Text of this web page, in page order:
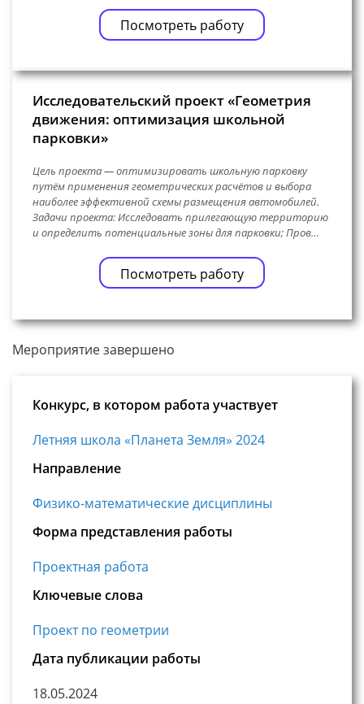
Посмотреть работу
Исследовательский проект «Геометрия
движения: оптимизация школьной
парковки»
Цель проекта — оптимизировать школьную парковку
путём применения геометрических расчётов и выбора
наиболее эффективной схемы размещения автомобилей.
Задачи проекта: Исследовать прилегающую территорию
и определить потенциальные зоны для парковки; Пров…
Посмотреть работу
Мероприятие завершено
Конкурс, в котором работа участвует
Летняя школа «Планета Земля» 2024
Направление
Физико-математические дисциплины
Форма представления работы
Проектная работа
Ключевые слова
Проект по геометрии
Дата публикации работы
18.05.2024